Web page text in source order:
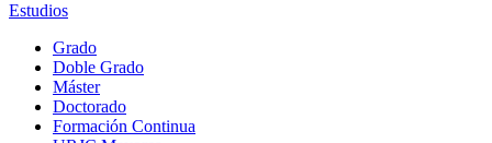
Estudios
Grado
Doble Grado
Máster
Doctorado
Formación Continua